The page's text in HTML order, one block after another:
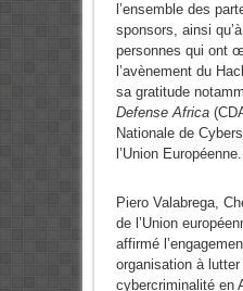
l’ensemble des
sponsors, ainsi
personnes qui ont
l’avènement du
sa gratitude
Defense Africa
Nationale de
l’Union Européenne.
Piero Valabrega,
de l’Union
affirmé
organisation à
cybercriminalité en